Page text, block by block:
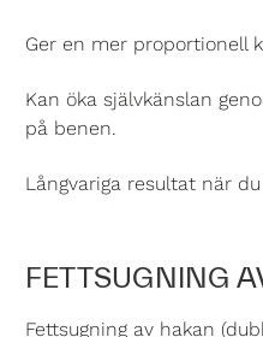
Ger en mer proportionell
Kan öka självkänslan
på benen.
Långvariga resultat när
FETTSUGNING
Fettsugning av hakan